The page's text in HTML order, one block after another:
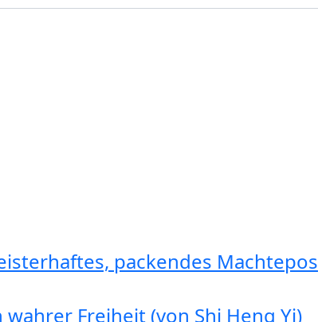
packendes Machtepos
Freiheit (von Shi Heng Yi)